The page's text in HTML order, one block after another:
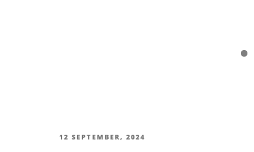
PUBLICERAT
12 SEPTEMBER, 2024